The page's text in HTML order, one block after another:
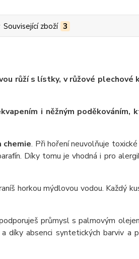
Související zboží 3
růží s lístky, v růžové plechové
i něžným poděkováním,
chemie. Při hoření neuvolňuje
Díky tomu je vhodná i pro
horkou mýdlovou vodou. Každý
průmysl s palmovým
absenci syntetických barviv a